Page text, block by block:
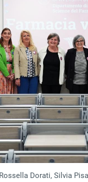
Dorati, Silvia